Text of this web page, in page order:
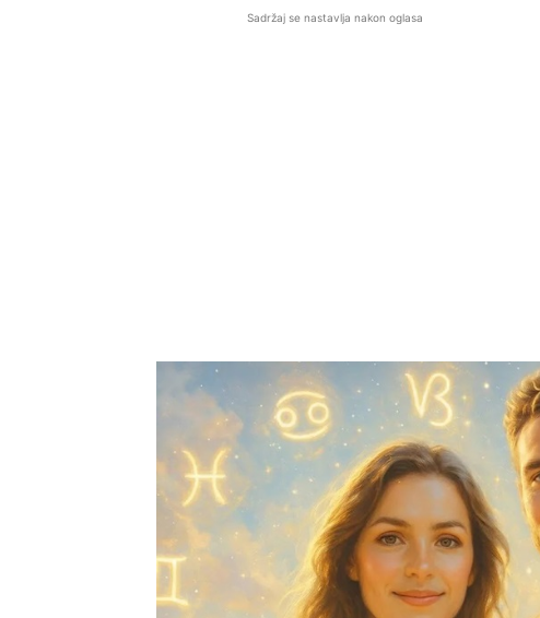
Sadržaj se nastavlja nakon oglasa